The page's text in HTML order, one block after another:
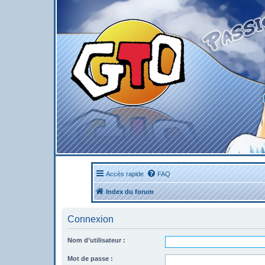
Accès rapide FAQ
Index du forum
Connexion
Nom d’utilisateur :
Mot de passe :